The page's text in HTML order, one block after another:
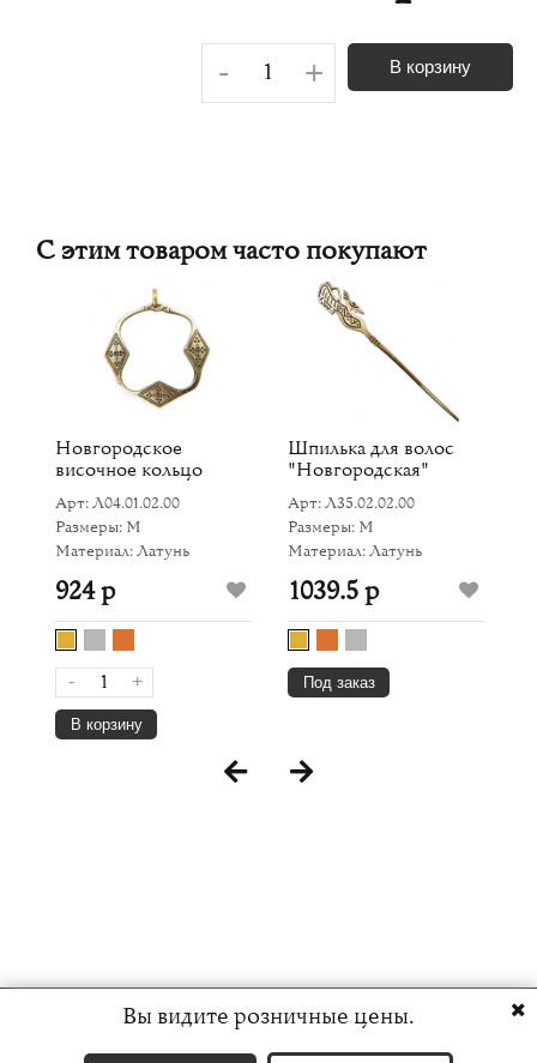
- + В корзину
С этим товаром часто покупают
Новгородское
височное кольцо
Арт: Л04.01.02.00
Размеры: M
Материал: Латунь
924 р
- +
В корзину
Шпилька для волос
"Новгородская"
Арт: Л35.02.02.00
Размеры: M
Материал: Латунь
1039.5 р
Под заказ
Вы видите розничные цены.